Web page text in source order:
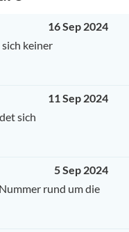
16 Sep 2024
keiner
11 Sep 2024
sich
5 Sep 2024
rund um die